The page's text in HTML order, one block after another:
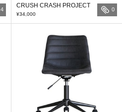
4
CRUSH CRASH PROJECT
¥34,000
0